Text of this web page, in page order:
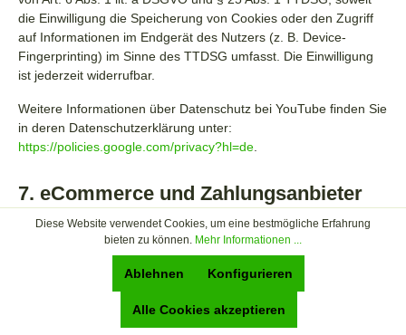
die Einwilligung die Speicherung von Cookies oder den Zugriff
auf Informationen im Endgerät des Nutzers (z. B. Device-
Fingerprinting) im Sinne des TTDSG umfasst. Die Einwilligung
ist jederzeit widerrufbar.
Weitere Informationen über Datenschutz bei YouTube finden Sie
in deren Datenschutzerklärung unter:
https://policies.google.com/privacy?hl=de
7. eCommerce und Zahlungs­anbieter
Verarbeiten von Daten (Kunden- und
Wir erheben, verarbeiten und nutzen personenbezogene Daten
nur, soweit sie für die Begründung, inhaltliche Ausgestaltung
oder Änderung des Rechtsverhältnisses erforderlich sind
Diese Website verwendet Cookies, um eine bestmögliche Erfahrung
bieten zu können. Mehr Informationen ...
Ablehnen Konfigurieren
Alle Cookies akzeptieren